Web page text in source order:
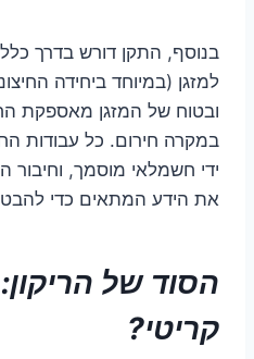
בנוסף, התקן דורש בדרך
למזגן (במיוחד ביחידה
ובטוח של המזגן מאספקת
במקרה חירום. כל עבודות
ידי חשמלאי מוסמך,
את הידע המתאים כדי
הסוד של
קריטי?